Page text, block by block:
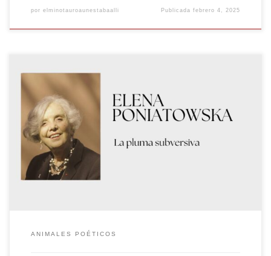
por elminotauroaunestabaalli Publicadafebrero 4, 2025
Elena Poniatowska, nacida el 19 de mayo de 1932 en París, Francia, es
una de las voces literarias más destacadas y disruptivas en la historia
de la literatura mexicana. Su obra, que abarca desde la crónica
periodística hasta la novela y el cuento, ha dejado una huella
profunda en el […]
ANIMALES POÉTICOS